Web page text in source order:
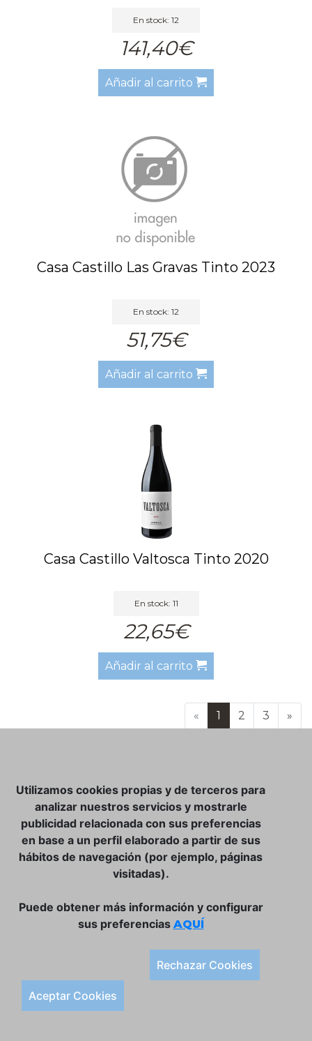
En stock: 12
141,40€
Añadir al carrito
Casa Castillo Las Gravas Tinto 2023
En stock: 12
51,75€
Añadir al carrito
Casa Castillo Valtosca Tinto 2020
En stock: 11
22,65€
Añadir al carrito
« 1 2 3 »
CLUB VINATER
CONTACTO
TIENDA ONLINE:
Plaça de la Llibertat, 22, 07760 Ciutadella
Tlf. 971 93 78 75
Utilizamos cookies propias y de terceros para
analizar nuestros servicios y mostrarle
publicidad relacionada con sus preferencias
en base a un perfil elaborado a partir de sus
hábitos de navegación (por ejemplo, páginas
visitadas).
Puede obtener más información y configurar
sus preferencias AQUÍ
Rechazar Cookies
Aceptar Cookies